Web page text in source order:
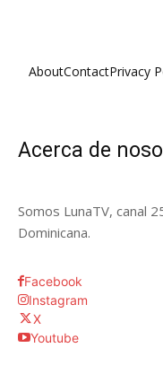
AboutContactPrivacy
Acerca de
Somos LunaTV, canal
Dominicana.
Facebook
Instagram
X
Youtube